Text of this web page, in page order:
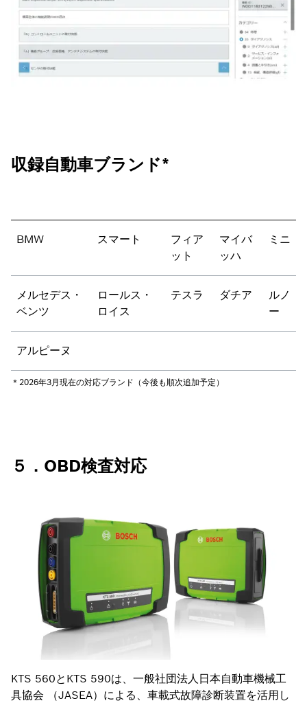
収録自動車ブランド*
BMW スマート
フィア
ット
マイバ
ッハ
ミニ
メルセデス・
ベンツ
ロールス・
ロイス
テスラ ダチア
ルノ
ー
アルピーヌ
＊2026年3月現在の対応ブランド（今後も順次追加予定）
５．OBD検査対応
KTS 560とKTS 590は、一般社団法人日本自動車機械工
具協会 （JASEA）による、車載式故障診断装置を活用し